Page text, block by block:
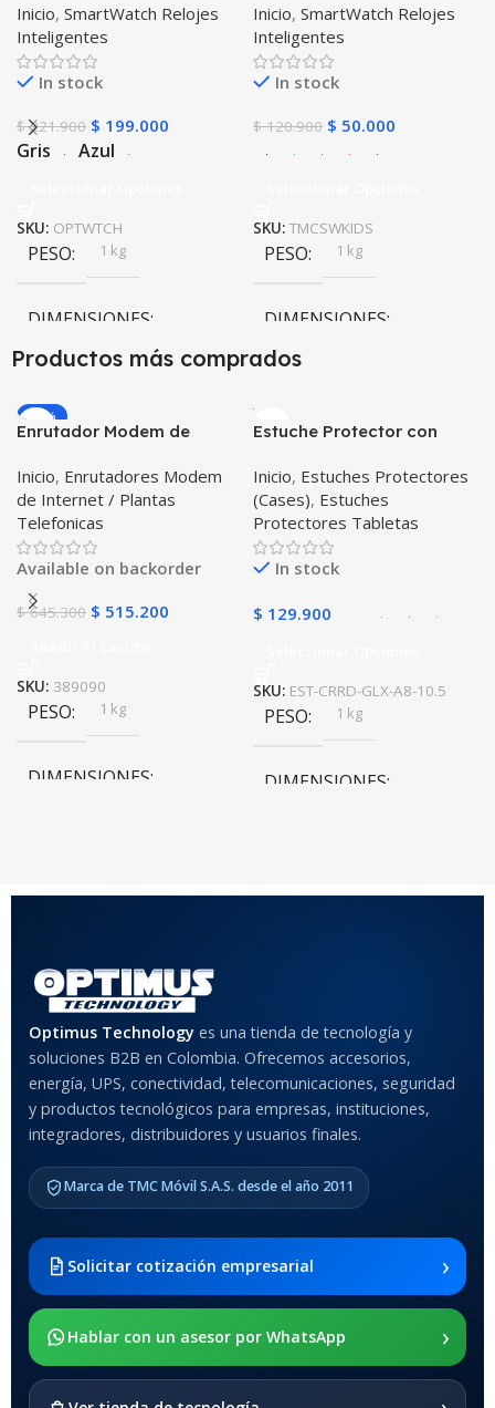
WATCH™ (KW37 PRO) Mide
Temperatura Presión
Arterial y Ritmo Cardíaco
Inicio, SmartWatch Relojes
Inteligentes
In stock
$221.900 $ 199.000
Gris Azul
SKU: OPTWTCH
PESO 1 kg
DIMENSIONES
COLOR
Gris,Negro , Azul ,Rosa
GPS Ubicar Niños SOS
Inicio, SmartWatch Relojes
Inteligentes
In stock
$120.900 $ 50.000
SKU: TMCSWKIDS
PESO 1 kg
DIMENSIONES
COLOR
Negro Azul ,Verde
Azul Oscuro
Productos más comprados
-20%
Enrutador Modem de
Libre Todo Operador 4G
LTE SIMCARD
Inicio, Enrutadores Modem
de Internet / Plantas
Telefonicas
Available on backorder
$645.300 $ 515.200
SKU: 389090
PESO 1 kg
DIMENSIONES
Estuche Protector con
Tablet Samsung Galaxy
Tab A8 10.5 2021 – 2022
SM-x200 SM-x205 Anti
golpes con soporte
Inicio, Estuches Protectores
(Cases), Estuches
Protectores Tabletas
In stock
$ 129.900
SKU: EST-CRRD-GLX-A8-10.5
PESO 1 kg
DIMENSIONES
COLOR
Anti-Shock
MODELO DE TABLETS
COMPATIBLES
2021 SM-x200 / Samsung
Galaxy Tab A8 10.5 2021 SM-
x205
SOPORTE DE APOYO
Optimus Technology es una tienda de tecnología y
soluciones B2B en Colombia. Ofrecemos accesorios,
energía, UPS, conectividad, telecomunicaciones, seguridad
y productos tecnológicos para empresas, instituciones,
integradores, distribuidores y usuarios finales.
Marca de TMC Móvil S.A.S. desde el año 2011
Solicitar cotización empresarial ›
Hablar con un asesor por WhatsApp ›